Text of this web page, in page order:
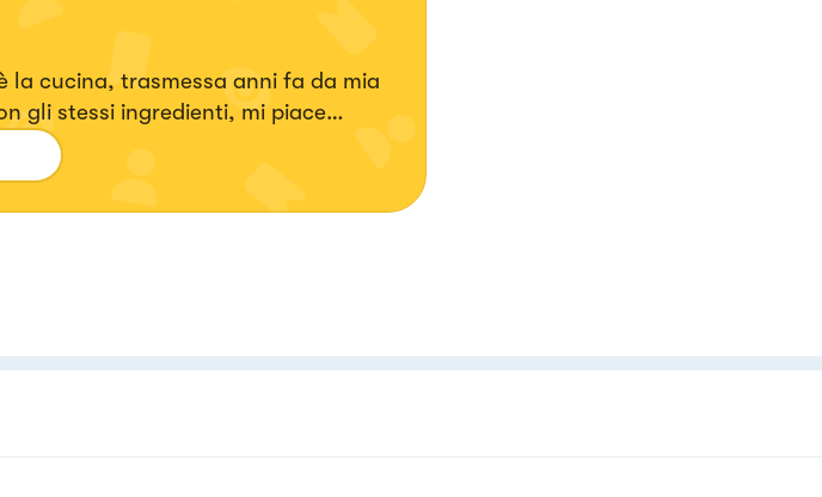
la cucina, trasmessa anni fa da mia
gli stessi ingredienti, mi piace
eleganza e specialmente colori.
emoziono e vorrei tanto